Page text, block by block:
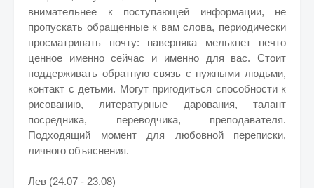
внимательнее к поступающей информации, не
пропускать обращенные к вам слова, периодически
просматривать почту: наверняка мелькнет нечто
ценное именно сейчас и именно для вас. Стоит
поддерживать обратную связь с нужными людьми,
контакт с детьми. Могут пригодиться способности к
рисованию, литературные дарования, талант
посредника, переводчика, преподавателя.
Подходящий момент для любовной переписки,
личного объяснения.
Лев (24.07 - 23.08)